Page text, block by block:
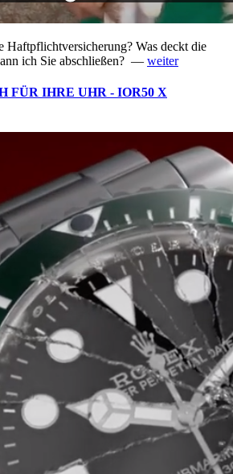
Haftpflichtversicherung? Was deckt die
ich Sie abschließen? — weiter
FÜR IHRE UHR - IOR50 X